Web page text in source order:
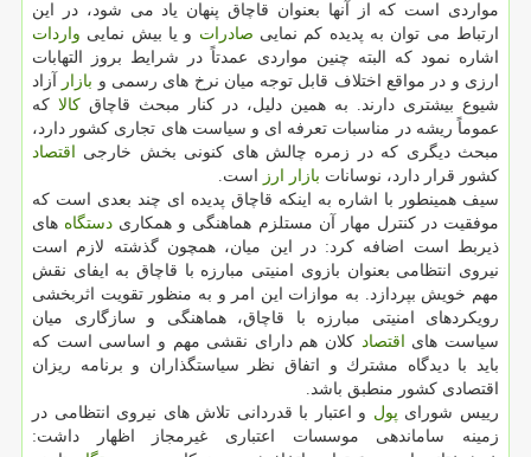
مواردی است كه از آنها بعنوان قاچاق پنهان یاد می شود، در این
ارتباط می توان به پدیده كم نمایی صادرات و یا بیش نمایی واردات
اشاره نمود كه البته چنین مواردی عمدتاً در شرایط بروز التهابات
ارزی و در مواقع اختلاف قابل توجه میان نرخ های رسمی و بازار آزاد
شیوع بیشتری دارند. به همین دلیل، در كنار مبحث قاچاق كالا كه
عموماً ریشه در مناسبات تعرفه ای و سیاست های تجاری كشور دارد،
مبحث دیگری كه در زمره چالش های كنونی بخش خارجی اقتصاد
كشور قرار دارد، نوسانات بازار ارز است.
سیف همینطور با اشاره به اینكه قاچاق پدیده ای چند بعدی است كه
موفقیت در كنترل مهار آن مستلزم هماهنگی و همكاری دستگاه های
ذیربط است اضافه كرد: در این میان، همچون گذشته لازم است
نیروی انتظامی بعنوان بازوی امنیتی مبارزه با قاچاق به ایفای نقش
مهم خویش بپردازد. به موازات این امر و به منظور تقویت اثربخشی
رویكردهای امنیتی مبارزه با قاچاق، هماهنگی و سازگاری میان
سیاست های اقتصاد كلان هم دارای نقشی مهم و اساسی است كه
باید با دیدگاه مشترك و اتفاق نظر سیاستگذاران و برنامه ریزان
اقتصادی كشور منطبق باشد.
رییس شورای پول و اعتبار با قدردانی تلاش های نیروی انتظامی در
زمینه ساماندهی موسسات اعتباری غیرمجاز اظهار داشت: